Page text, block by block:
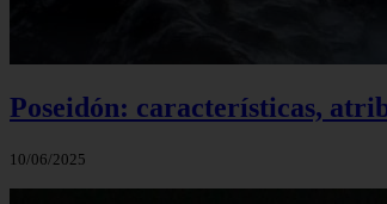
Poseidón: características,
10/06/2025